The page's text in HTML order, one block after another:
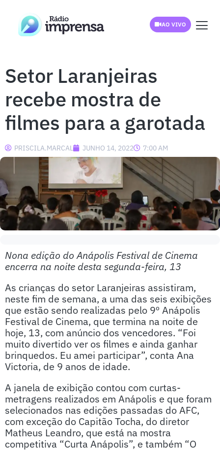
AO VIVO
Setor Laranjeiras
recebe mostra de
filmes para a garotada
PRISCILA.MARCAL JUNHO 14, 2022 7:00 AM
Nona edição do Anápolis Festival de Cinema
encerra na noite desta segunda-feira, 13
As crianças do setor Laranjeiras assistiram,
neste fim de semana, a uma das seis exibições
que estão sendo realizadas pelo 9º Anápolis
Festival de Cinema, que termina na noite de
hoje, 13, com anúncio dos vencedores. “Foi
muito divertido ver os filmes e ainda ganhar
brinquedos. Eu amei participar”, conta Ana
Victoria, de 9 anos de idade.
A janela de exibição contou com curtas-
metragens realizados em Anápolis e que foram
selecionados nas edições passadas do AFC,
com exceção do Capitão Tocha, do diretor
Matheus Leandro, que está na mostra
competitiva “Curta Anápolis”, e também “O